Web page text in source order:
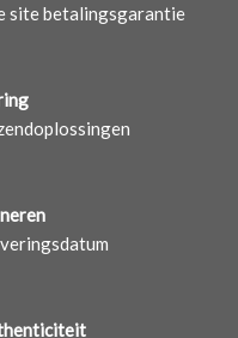
site betalingsgarantie